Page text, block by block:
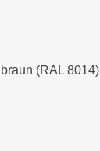
(RAL 8014)